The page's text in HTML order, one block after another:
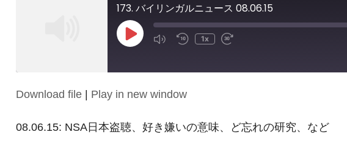
173. バイリンガルニュース 08.06.15
Play
Episode
1x
SHARE
LINK
Download file | Play in new window
08.06.15: NSA日本盗聴、好き嫌いの意味、ど忘れの研究、など